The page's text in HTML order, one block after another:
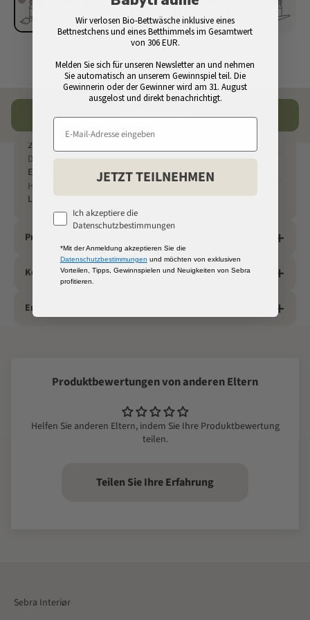
In den Warenkorb
SKU
200230185
Design
Entworfen in Dänemark
Herkunftsland
Lettland
Produktbeschreibung
Kontaktinformationen
Ersatzteile
Produktbewertungen von anderen Eltern
Helfen Sie anderen Eltern, indem Sie Ihre Produktbewertung
teilen.
Teilen Sie Ihre Erfahrung
Sebra Interiør
Wir verlosen Bio-Bettwäsche inklusive eines
Bettnestchens und eines Betthimmels im Gesamtwert
von 306 EUR.
Melden Sie sich für unseren Newsletter an und nehmen
Sie automatisch an unserem Gewinnspiel teil. Die
Gewinnerin oder der Gewinner wird am 31. August
ausgelost und direkt benachrichtigt.
JETZT TEILNEHMEN
Ich akzeptiere die
Datenschutzbestimmungen
*Mit der Anmeldung akzeptieren Sie die
Datenschutzbestimmungen und möchten von exklusiven
Vorteilen, Tipps, Gewinnspielen und Neuigkeiten von Sebra
profitieren.